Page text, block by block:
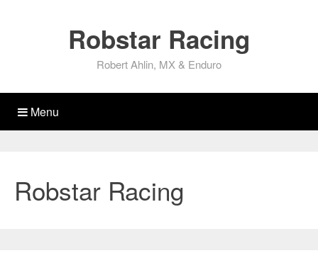
Robstar Racing
Robert Ahlin, MX & Enduro
Menu
Robstar Racing